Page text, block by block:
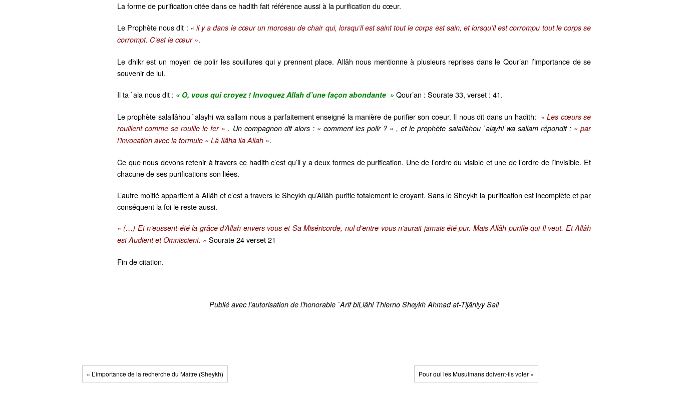
La forme de purification citée dans ce hadith fait référence aussi à la purification du cœur.
Le Prophète nous dit : « il y a dans le cœur un morceau de chair qui, lorsqu’il est saint tout le corps est sain, et lorsqu’il est corrompu tout le corps se
corrompt. C’est le cœur ».
Le dhikr est un moyen de polir les souillures qui y prennent place. Allâh nous mentionne à plusieurs reprises dans le Qour’an l’importance de se
souvenir de lui.
Il ta `ala nous dit : « O, vous qui croyez ! Invoquez Allah d’une façon abondante » Qour’an : Sourate 33, verset : 41.
Le prophète salallâhou `alayhi wa sallam nous a parfaitement enseigné la manière de purifier son coeur. Il nous dit dans un hadith: « Les cœurs se
rouillent comme se rouille le fer » . Un compagnon dit alors : « comment les polir ? » , et le prophète salallâhou `alayhi wa sallam répondit :« par
l’invocation avec la formule « Lâ Ilâha ila Allah ».
Ce que nous devons retenir à travers ce hadith c’est qu’il y a deux formes de purification. Une de l’ordre du visible et une de l’ordre de l’invisible. Et
chacune de ses purifications son liées.
L’autre moitié appartient à Allâh et c’est a travers le Sheykh qu’Allâh purifie totalement le croyant. Sans le Sheykh la purification est incomplète et par
conséquent la foi le reste aussi.
« (…) Et n’eussent été la grâce d’Allah envers vous et Sa Miséricorde, nul d’entre vous n’aurait jamais été pur. Mais Allâh purifie qui Il veut. Et Allâh
est Audient et Omniscient. » Sourate 24 verset 21
Fin de citation.
Publié avec l’autorisation de l’honorable `Arif biLlâhi Thierno Sheykh Ahmad at-Tijâniyy Sall
« L’importance de la recherche du Maître (Sheykh) Pour qui les Musulmans doivent-ils voter »